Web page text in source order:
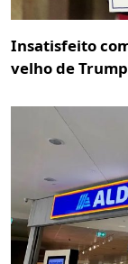
Insatisfeito
velho de